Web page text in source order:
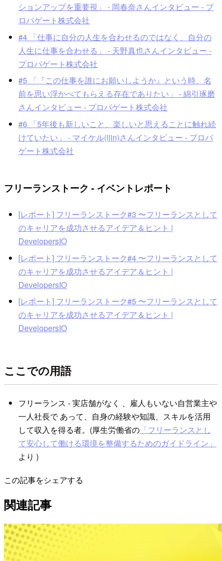
ションアップを重要視」 - 岡春奈さんインタビュー - プ
ロパゲート株式会社
#4 「仕事に自分の人生を合わせるのではなく、自分の
人生に仕事を合わせる」 - 天野真也さんインタビュー -
プロパゲート株式会社
#5 「『この仕事を誰にお願いしようか』という時、名
前を思い浮かべてもらえる存在でありたい」 - 綿引琢磨
さんインタビュー - プロパゲート株式会社
#6 「5年後も新しいこと、楽しいと思えることに触れ続
けていたい」 - マイケル(ijin)さんインタビュー - プロパ
ゲート株式会社
フリーランストーク - イベントレポート
[レポート] フリーランストーク#3 〜フリーランスとして
のキャリアを成功させるアイデア＆ヒント |
DevelopersIO
[レポート] フリーランストーク#4 〜フリーランスとして
のキャリアを成功させるアイデア＆ヒント |
DevelopersIO
[レポート] フリーランストーク#5 〜フリーランスとして
のキャリアを成功させるアイデア＆ヒント |
DevelopersIO
ここでの用語
フリーランス - 実店舗がなく 、雇人もいない自営業主や
一人社長で あって、自身の経験や知識、スキルを活用
して収入を得る者。(厚生労働省の「フリーランスとし
て安心して働ける環境を整備するためのガイドライン」
より )
この記事をシェアする
関連記事